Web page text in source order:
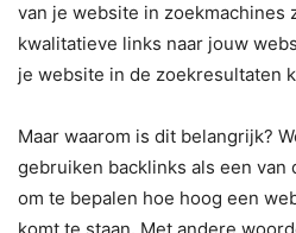
van je website in zoekmachines
kwalitatieve links naar jouw
je website in de zoekresultaten
Maar waarom is dit belangrijk?
gebruiken backlinks als een
om te bepalen hoe hoog een